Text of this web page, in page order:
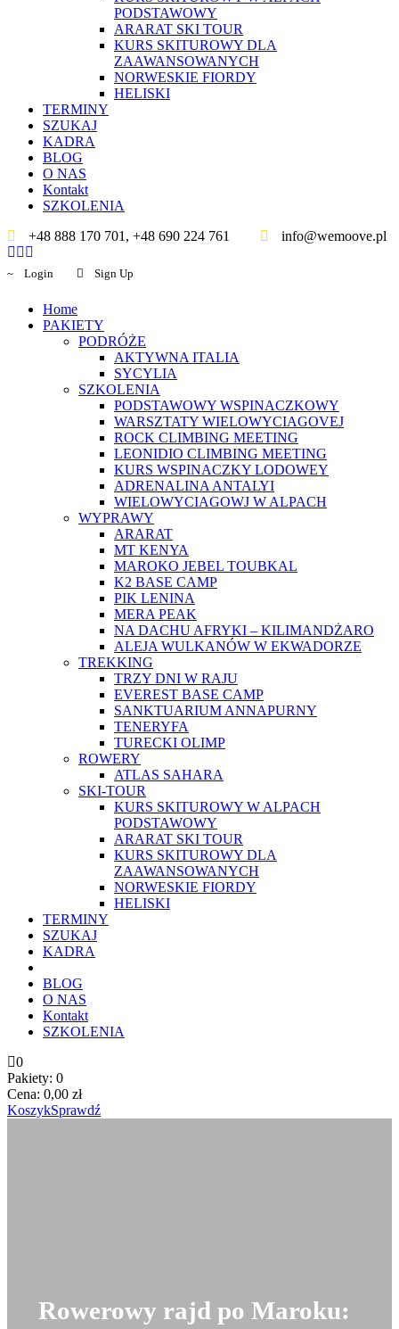
PODSTAWOWY
ARARAT SKI TOUR
KURS SKITUROWY DLA
ZAAWANSOWANYCH
NORWESKIE FIORDY
HELISKI
TERMINY
SZUKAJ
KADRA
BLOG
O NAS
Kontakt
SZKOLENIA
+48 888 170 701, +48 690 224 761
info@wemoove.pl
Login Sign Up
Home
PAKIETY
PODRÓŻE
AKTYWNA ITALIA
SYCYLIA
SZKOLENIA
PODSTAWOWY WSPINACZKOWY
WARSZTATY WIELOWYCIAGOVEJ
ROCK CLIMBING MEETING
LEONIDIO CLIMBING MEETING
KURS WSPINACZKY LODOWEY
ADRENALINA ANTALYI
WIELOWYCIAGOWJ W ALPACH
WYPRAWY
ARARAT
MT KENYA
MAROKO JEBEL TOUBKAL
K2 BASE CAMP
PIK LENINA
MERA PEAK
NA DACHU AFRYKI – KILIMANDŻARO
ALEJA WULKANÓW W EKWADORZE
TREKKING
TRZY DNI W RAJU
EVEREST BASE CAMP
SANKTUARIUM ANNAPURNY
TENERYFA
TURECKI OLIMP
ROWERY
ATLAS SAHARA
SKI-TOUR
KURS SKITUROWY W ALPACH
PODSTAWOWY
ARARAT SKI TOUR
KURS SKITUROWY DLA
ZAAWANSOWANYCH
NORWESKIE FIORDY
HELISKI
TERMINY
SZUKAJ
KADRA
BLOG
O NAS
Kontakt
SZKOLENIA
0
Pakiety: 0
Cena: 0,00 zł
KoszykSprawdź
Rowerowy rajd po Maroku: